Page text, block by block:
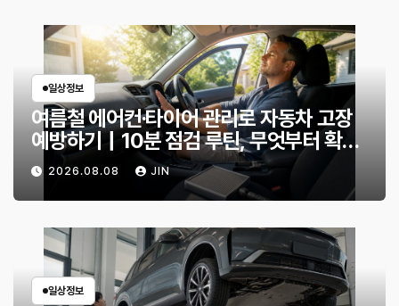
일상정보
여름철 에어컨·타이어 관리로 자동차 고장
예방하기｜10분 점검 루틴, 무엇부터 확인
할까?
2026.08.08 JIN
일상정보